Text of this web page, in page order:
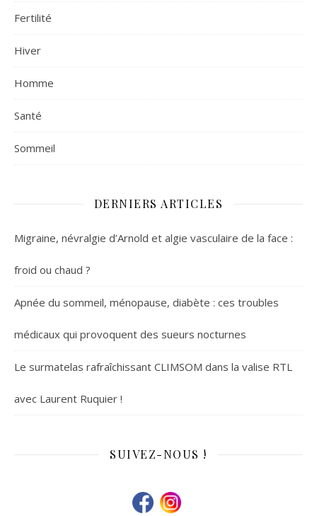
Fertilité
Hiver
Homme
Santé
Sommeil
DERNIERS ARTICLES
Migraine, névralgie d’Arnold et algie vasculaire de la face :
froid ou chaud ?
Apnée du sommeil, ménopause, diabète : ces troubles
médicaux qui provoquent des sueurs nocturnes
Le surmatelas rafraîchissant CLIMSOM dans la valise RTL
avec Laurent Ruquier !
SUIVEZ-NOUS !